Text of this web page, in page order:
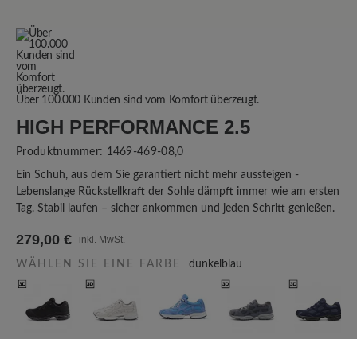
Über 100.000 Kunden sind vom Komfort überzeugt.
HIGH PERFORMANCE 2.5
Produktnummer: 1469-469-08,0
Ein Schuh, aus dem Sie garantiert nicht mehr aussteigen -
Lebenslange Rückstellkraft der Sohle dämpft immer wie am ersten
Tag. Stabil laufen – sicher ankommen und jeden Schritt genießen.
279,00 € inkl. MwSt.
WÄHLEN SIE EINE FARBE dunkelblau